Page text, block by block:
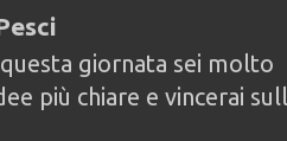
giornata sei molto
più chiare e vincerai